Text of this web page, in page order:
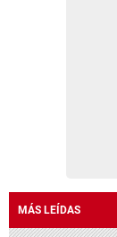
MÁS LEÍDAS